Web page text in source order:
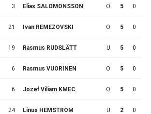
3 Elias SALOMONSSON O 5 0
21 Ivan REMEZOVSKI O 5 0
19 Rasmus RUDSLÄTT U 5 0
6 Rasmus VUORINEN O 5 0
6 Jozef Viliam KMEC O 5 0
24 Linus HEMSTRÖM U 2 0